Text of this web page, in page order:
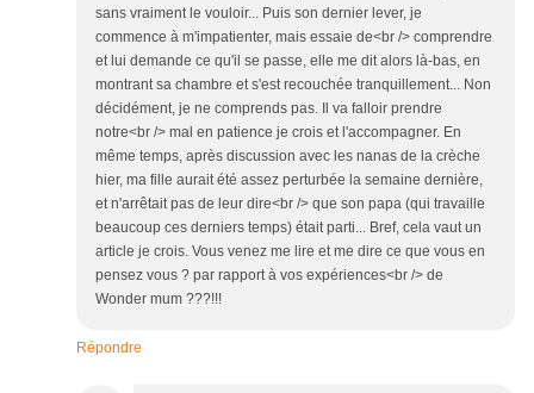
sans vraiment le vouloir... Puis son dernier lever, je
commence à m'impatienter, mais essaie de<br /> comprendre
et lui demande ce qu'il se passe, elle me dit alors là-bas, en
montrant sa chambre et s'est recouchée tranquillement... Non
décidément, je ne comprends pas. Il va falloir prendre
notre<br /> mal en patience je crois et l'accompagner. En
même temps, après discussion avec les nanas de la crèche
hier, ma fille aurait été assez perturbée la semaine dernière,
et n'arrêtait pas de leur dire<br /> que son papa (qui travaille
beaucoup ces derniers temps) était parti... Bref, cela vaut un
article je crois. Vous venez me lire et me dire ce que vous en
pensez vous ? par rapport à vos expériences<br /> de
Wonder mum ???!!!
Répondre